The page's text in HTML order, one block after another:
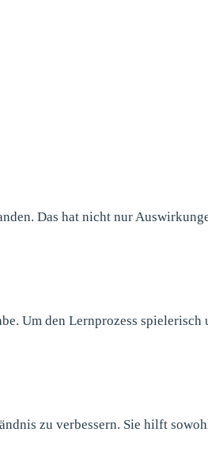
Das hat nicht nur
Um den Lernprozess spielerisch
zu verbessern. Sie hilft